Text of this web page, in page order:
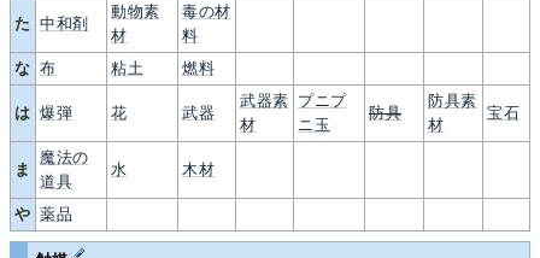
た 中和剤
動物素
材
毒の材
料
な 布 粘土 燃料
は 爆弾 花 武器
武器素
材
プニプ
ニ玉
防具
防具素
材
宝石
ま
魔法の
道具
水 木材
や 薬品